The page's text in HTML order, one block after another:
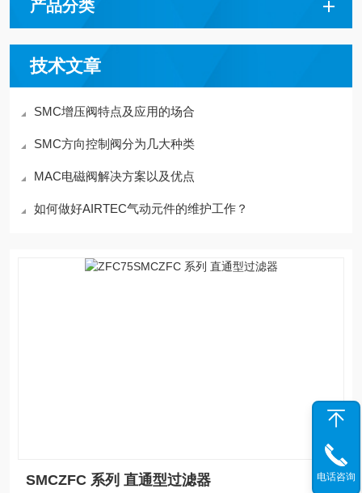
产品分类
技术文章
SMC增压阀特点及应用的场合
SMC方向控制阀分为几大种类
MAC电磁阀解决方案以及优点
如何做好AIRTEC气动元件的维护工作？
SMCZFC 系列 直通型过滤器 电话咨询